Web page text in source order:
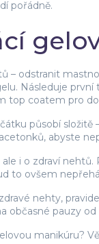
pořádně.
– odstranit
Následuje
top coatem pro
působí
abyste
ale i o zdraví
to ovšem
nehty,
občasné pauzy
manikúru?